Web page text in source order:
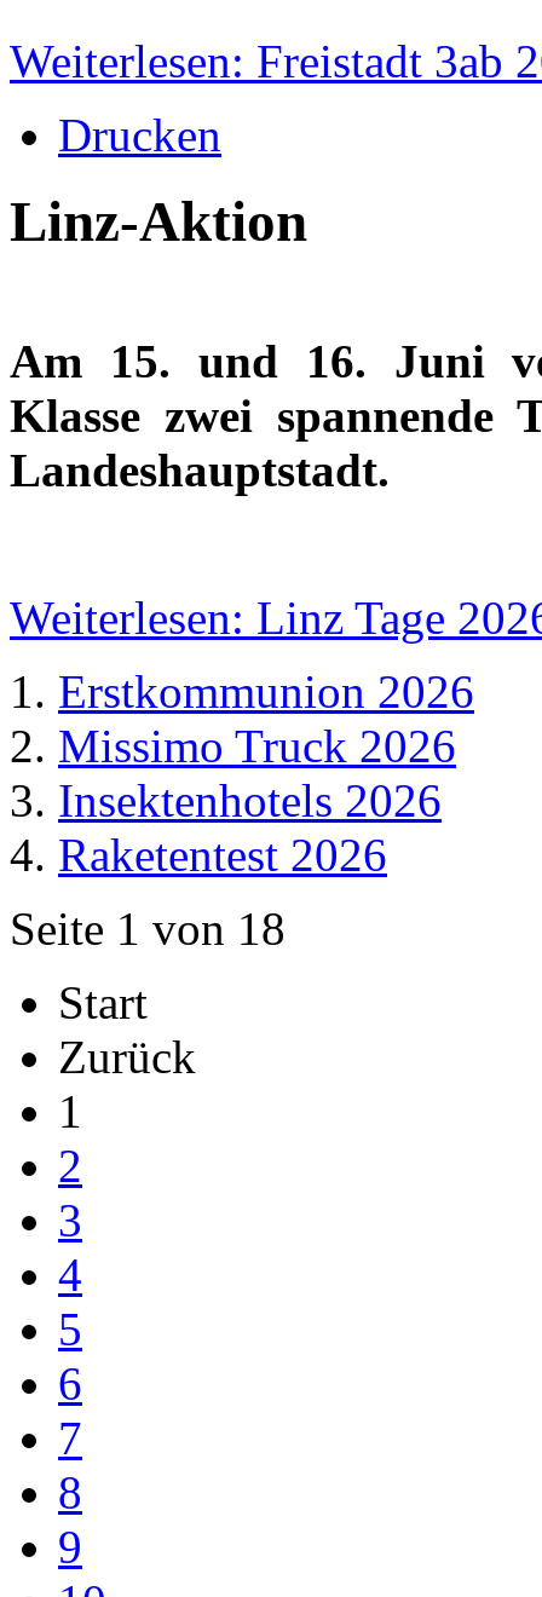
Weiterlesen: Freistadt 3ab
Drucken
Linz-Aktion
Am 15. und 16. Juni
Klasse zwei spannende
Landeshauptstadt.
Weiterlesen: Linz Tage
Erstkommunion 2026
Missimo Truck 2026
Insektenhotels 2026
Raketentest 2026
Seite 1 von 18
Start
Zurück
1
2
3
4
5
6
7
8
9